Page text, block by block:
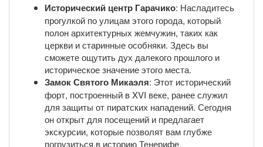
Исторический центр Гарачико: Насладитесь
прогулкой по улицам этого города, который
полон архитектурных жемчужин, таких как
церкви и старинные особняки. Здесь вы
сможете ощутить дух далекого прошлого и
историческое значение этого места.
Замок Святого Микаэля: Этот исторический
форт, построенный в XVI веке, ранее служил
для защиты от пиратских нападений. Сегодня
он открыт для посещений и предлагает
экскурсии, которые позволят вам глубже
погрузиться в историю Тенерифе.